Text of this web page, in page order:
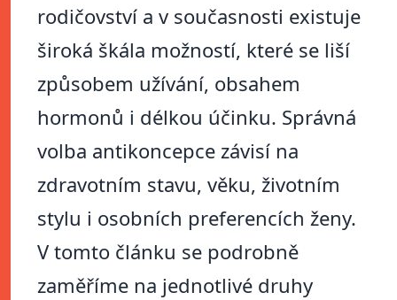
rodičovství a v současnosti existuje
široká škála možností, které se liší
způsobem užívání, obsahem
hormonů i délkou účinku. Správná
volba antikoncepce závisí na
zdravotním stavu, věku, životním
stylu i osobních preferencích ženy.
V tomto článku se podrobně
zaměříme na jednotlivé druhy